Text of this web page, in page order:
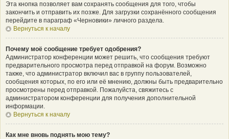
Эта кнопка позволяет вам сохранять сообщения для того, чтобы
закончить и отправить их позже. Для загрузки сохранённого сообщения
перейдите в параграф «Черновики» личного раздела.
Вернуться к началу
Почему моё сообщение требует одобрения?
Администратор конференции может решить, что сообщения требуют
предварительного просмотра перед отправкой на форум. Возможно
также, что администратор включил вас в группу пользователей,
сообщения которых, по его или её мнению, должны быть предварительно
просмотрены перед отправкой. Пожалуйста, свяжитесь с
администратором конференции для получения дополнительной
информации.
Вернуться к началу
Как мне вновь поднять мою тему?